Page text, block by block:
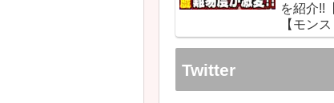
を紹介!!
【モンス
Twitter